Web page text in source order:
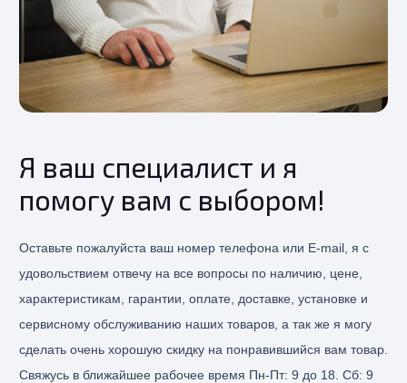
Я ваш специалист и я
помогу вам с выбором!
Оставьте пожалуйста ваш номер телефона или E-mail, я с
удовольствием отвечу на все вопросы по наличию, цене,
характеристикам, гарантии, оплате, доставке, установке и
сервисному обслуживанию наших товаров, а так же я могу
сделать очень хорошую скидку на понравившийся вам товар.
Свяжусь в ближайшее рабочее время Пн-Пт: 9 до 18. Сб: 9